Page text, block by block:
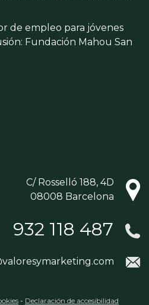
de empleo para jóvenes
Fundación Mahou San
C/ Rosselló 188, 4D
08008 Barcelona
932 118 487
- Declaración de accesibilidad